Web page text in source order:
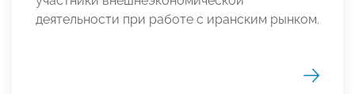
деятельности при работе с иранским рынком.